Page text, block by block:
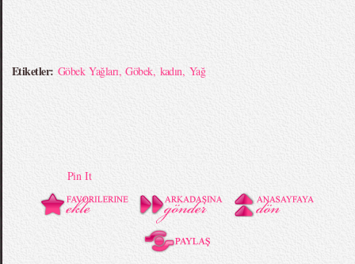
Etiketler: Göbek Yağları,Göbek, kadın, Yağ
Pin It